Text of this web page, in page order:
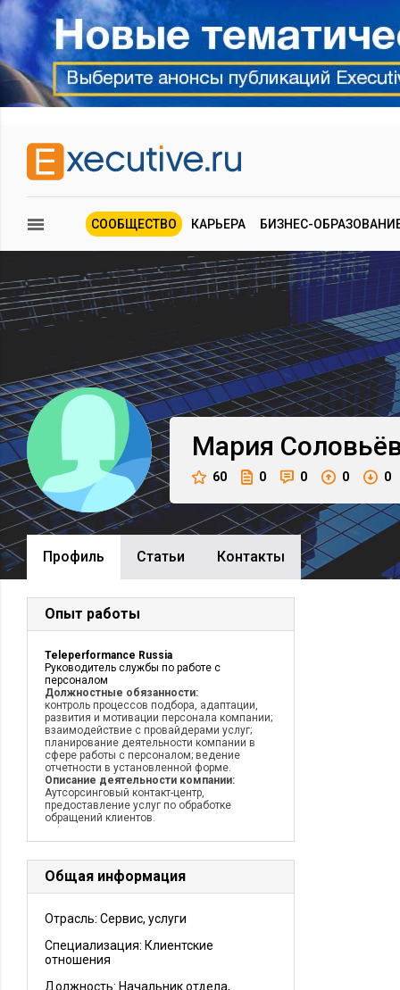
СООБЩЕСТВО КАРЬЕРА БИЗНЕС-
Мария
60 0 0 0 0
Профиль Cтатьи Контакты
Опыт работы
Teleperformance Russia
Руководитель службы по работе с
персоналом
Должностные обязанности:
контроль процессов подбора, адаптации,
развития и мотивации персонала компании;
взаимодействие с провайдерами услуг;
планирование деятельности компании в
сфере работы с персоналом; ведение
отчетности в установленной форме.
Описание деятельности компании:
Аутсорсинговый контакт-центр,
предоставление услуг по обработке
обращений клиентов.
Общая информация
Отрасль: Сервис, услуги
Специализация: Клиентские
отношения
Должность: Начальник отдела,